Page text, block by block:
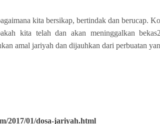
kita bersikap, bertindak dan berucap.
kita telah dan akan meninggalkan
amal jariyah dan dijauhkan dari perbuatan
2017/01/dosa-jariyah.html